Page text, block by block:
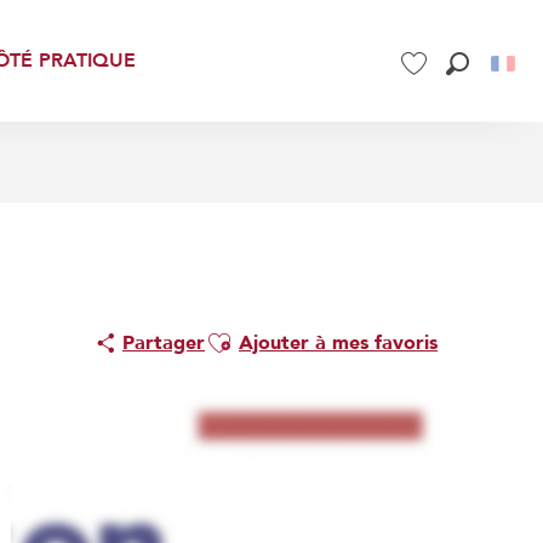
PRATIQUE
PartagerAjouter aux favoris
Ajouter à mes favoris